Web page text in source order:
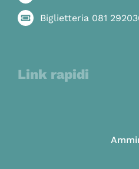
Biglietteria 081
Link rapidi